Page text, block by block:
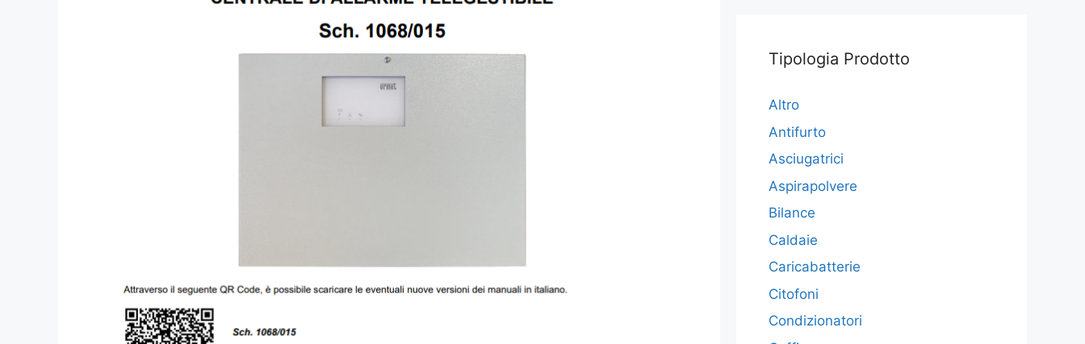
Tipologia Prodotto
Altro
Antifurto
Asciugatrici
Aspirapolvere
Bilance
Caldaie
Caricabatterie
Citofoni
Condizionatori